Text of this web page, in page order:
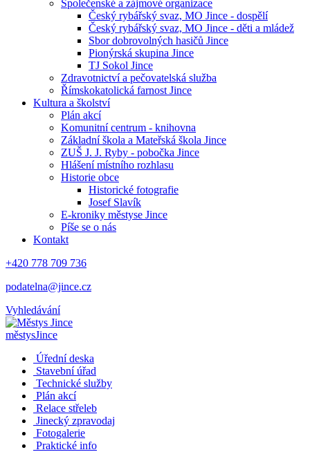
Společenské a zájmové organizace
Český rybářský svaz, MO Jince - dospělí
Český rybářský svaz, MO Jince - děti a mládež
Sbor dobrovolných hasičů Jince
Pionýrská skupina Jince
TJ Sokol Jince
Zdravotnictví a pečovatelská služba
Římskokatolická farnost Jince
Kultura a školství
Plán akcí
Komunitní centrum - knihovna
Základní škola a Mateřská škola Jince
ZUŠ J. J. Ryby - pobočka Jince
Hlášení místního rozhlasu
Historie obce
Historické fotografie
Josef Slavík
E-kroniky městyse Jince
Píše se o nás
Kontakt
+420 778 709 736
podatelna@jince.cz
Vyhledávání
městysJince
Úřední deska
Stavební úřad
Technické služby
Plán akcí
Relace střeleb
Jinecký zpravodaj
Fotogalerie
Praktické info